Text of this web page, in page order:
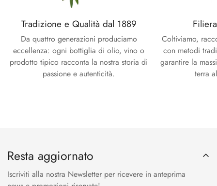
Tradizione e Qualità dal 1889
Da quattro generazioni produciamo
eccellenza: ogni bottiglia di olio, vino o
prodotto tipico racconta la nostra storia di
passione e autenticità.
Coltiviamo,
con metodi
garantire la
terra
Resta aggiornato
Iscriviti alla nostra Newsletter per ricevere in anteprima